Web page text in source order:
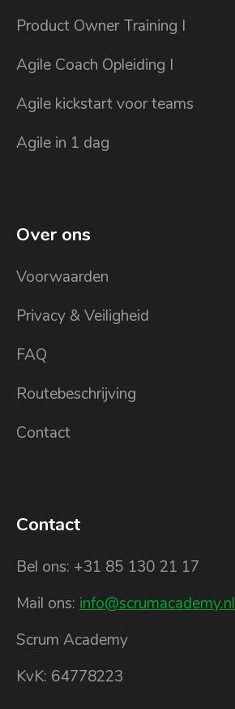
Product Owner Training I
Agile Coach Opleiding I
Agile kickstart voor teams
Agile in 1 dag
Over ons
Voorwaarden
Privacy & Veiligheid
FAQ
Routebeschrijving
Contact
Contact
Bel ons: +31 85 130 21 17
Mail ons: info@scrumacademy.nl
Scrum Academy
KvK: 64778223